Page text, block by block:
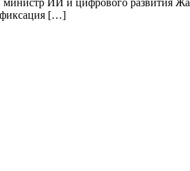
ИИ и цифрового развития
фиксация […]